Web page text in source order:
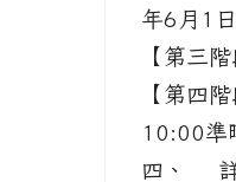
年6月1
【第三
【第四
10:00準
四、 詳